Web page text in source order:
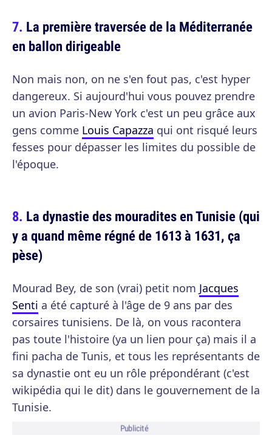
La première traversée de la Méditerranée
en ballon dirigeable
Non mais non, on ne s'en fout pas, c'est hyper
dangereux. Si aujourd'hui vous pouvez prendre
un avion Paris-New York c'est un peu grâce aux
gens comme Louis Capazza qui ont risqué leurs
fesses pour dépasser les limites du possible de
l'époque.
La dynastie des mouradites en Tunisie (qui
y a quand même régné de 1613 à 1631, ça
pèse)
Mourad Bey, de son (vrai) petit nom Jacques
Senti a été capturé à l'âge de 9 ans par des
corsaires tunisiens. De là, on vous racontera
pas toute l'histoire (ya un lien pour ça) mais il a
fini pacha de Tunis, et tous les représentants de
sa dynastie ont eu un rôle prépondérant (c'est
wikipédia qui le dit) dans le gouvernement de la
Tunisie.
Publicité